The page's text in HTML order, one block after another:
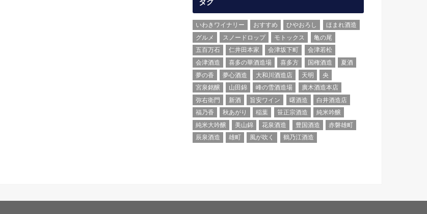
タグ
いわきワイナリー おすすめ ひやおろし
ほまれ酒造
グルメ
スノードロップ モトックス
亀の尾
五百万石
仁井田本家 会津坂下町
会津若松
会津酒造
喜多の華酒造場 喜多方 国権酒造
夏酒
夢の香
夢心酒造 大和川酒造店 天明
央
宮泉銘醸
山田錦 峰の雪酒造場
廣木酒造本店
弥右衛門
新酒 旨安ワイン 曙酒造
白井酒造店
福乃香
秋あがり 稲葉 笹正宗酒造
純米吟醸
純米大吟醸
美山錦 花泉酒造 豊国酒造
赤磐雄町
辰泉酒造
雄町 風が吹く 鶴乃江酒造